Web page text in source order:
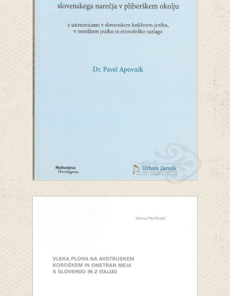
S kamnom očrtano
narečja v pliberškem
okolju